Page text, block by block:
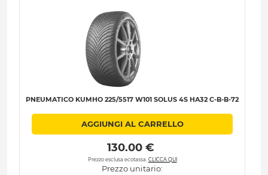
PNEUMATICO KUMHO 225/5517 W101 SOLUS 4S HA32 C-B-B-72
AGGIUNGI AL CARRELLO
130.00 €
Prezzo esclusa ecotassa. CLICCA QUI
Prezzo unitario: